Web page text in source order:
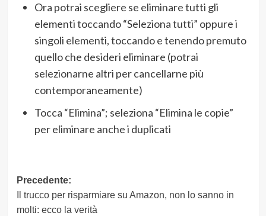
Ora potrai scegliere se eliminare tutti gli
elementi toccando “Seleziona tutti” oppure i
singoli elementi, toccando e tenendo premuto
quello che desideri eliminare (potrai
selezionarne altri per cancellarne più
contemporaneamente)
Tocca “Elimina”; seleziona “Elimina le copie”
per eliminare anche i duplicati
Navigazione
articolo
Precedente:
Il trucco per risparmiare su Amazon, non lo sanno in
molti: ecco la verità